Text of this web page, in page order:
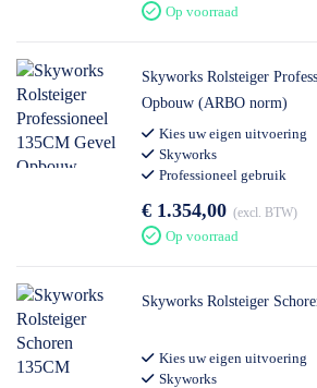
Op voorraad
Skyworks Rolsteiger
Opbouw (ARBO norm)
Kies uw eigen uitvoering
Skyworks
Professioneel gebruik
€ 1.354,00 excl. BTW
Op voorraad
Skyworks Rolsteiger
Kies uw eigen uitvoering
Skyworks